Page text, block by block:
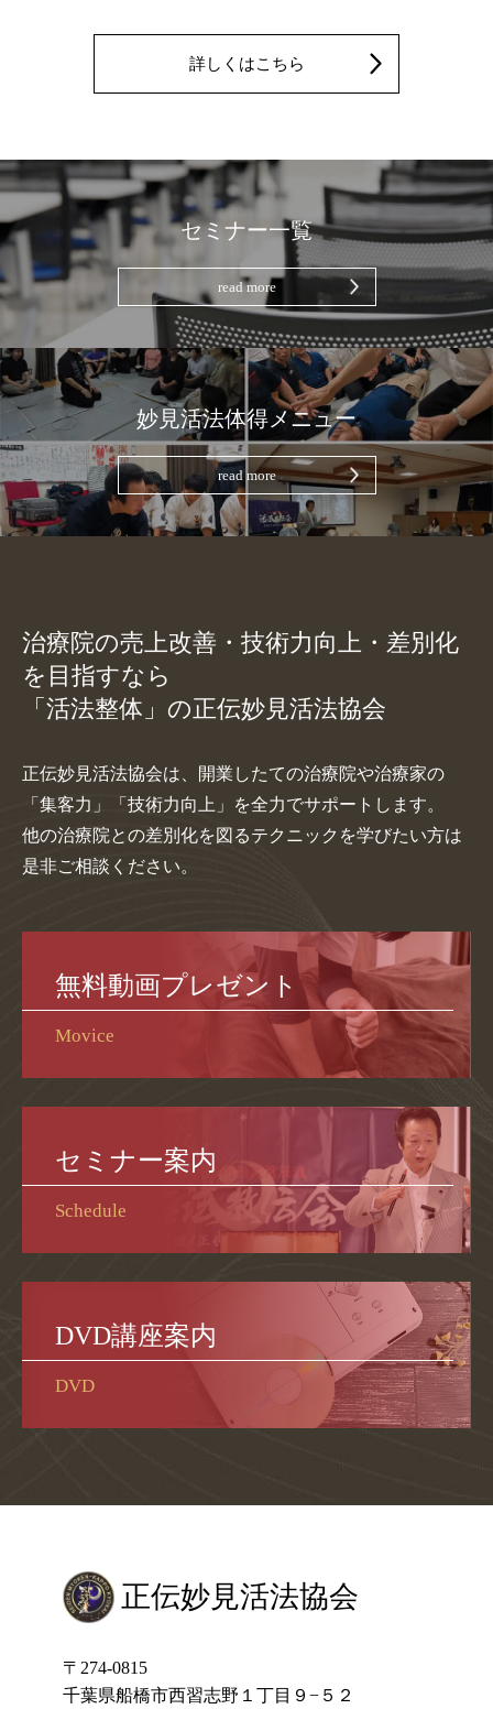
詳しくはこちら
セミナー一覧
read more
妙見活法体得メニュー
read more
治療院の売上改善・技術力向上・差別化
を目指すなら
「活法整体」の正伝妙見活法協会
正伝妙見活法協会は、開業したての治療院や治療家の
「集客力」「技術力向上」を全力でサポートします。
他の治療院との差別化を図るテクニックを学びたい方は
是非ご相談ください。
無料動画プレゼント
Movice
セミナー案内
Schedule
DVD講座案内
DVD
正伝妙見活法協会
〒274-0815
千葉県船橋市西習志野１丁目９−５２